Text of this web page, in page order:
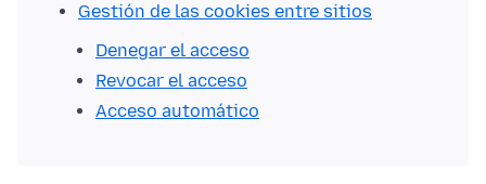
Gestión de las cookies entre sitios
Denegar el acceso
Revocar el acceso
Acceso automático